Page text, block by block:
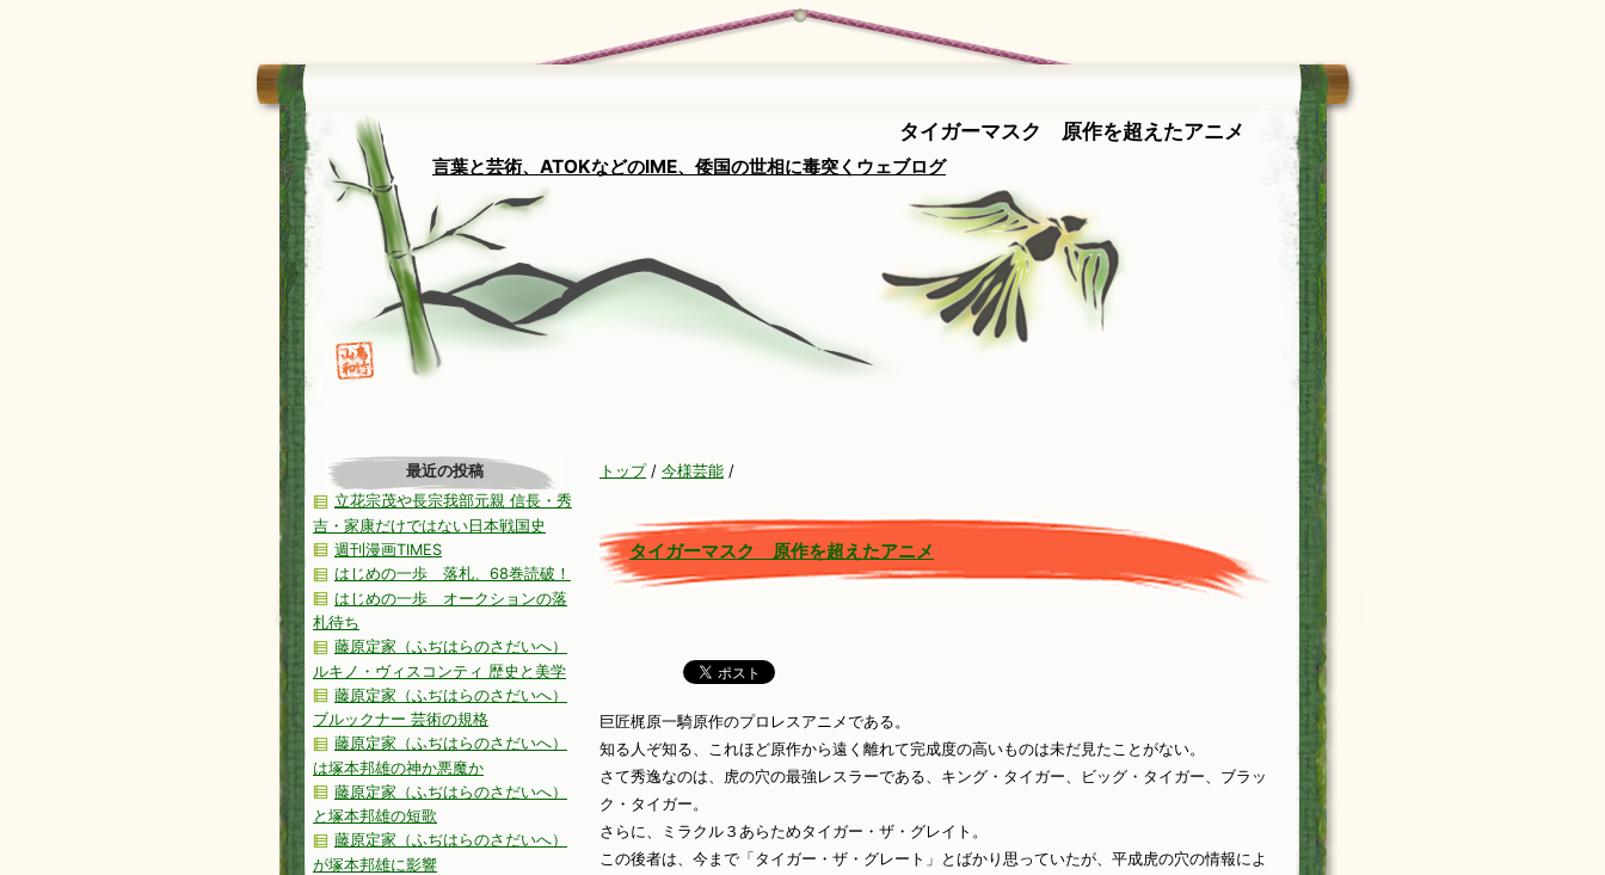
タイガーマスク 原作を超えたアニメ
言葉と芸術、ATOKなどのIME、倭国の世相に毒突くウェブログ
トップ/ 今様芸能 /
タイガーマスク 原作を超えたアニメ
巨匠梶原一騎原作のプロレスアニメである。
知る人ぞ知る、これほど原作から遠く離れて完成度の高いものは未だ見たことがない。
さて秀逸なのは、虎の穴の最強レスラーである、キング・タイガー、ビッグ・タイガー、ブラッ
ク・タイガー。
さらに、ミラクル３あらためタイガー・ザ・グレイト。
この後者は、今まで「タイガー・ザ・グレート」とばかり思っていたが、平成虎の穴の情報によ
最近の投稿
立花宗茂や長宗我部元親 信長・秀
吉・家康だけではない日本戦国史
週刊漫画TIMES
はじめの一歩 落札、68巻読破！
はじめの一歩 オークションの落
札待ち
藤原定家（ふぢはらのさだいへ）
ルキノ・ヴィスコンティ 歴史と美学
藤原定家（ふぢはらのさだいへ）
ブルックナー 芸術の規格
藤原定家（ふぢはらのさだいへ）
は塚本邦雄の神か悪魔か
藤原定家（ふぢはらのさだいへ）
と塚本邦雄の短歌
藤原定家（ふぢはらのさだいへ）
が塚本邦雄に影響